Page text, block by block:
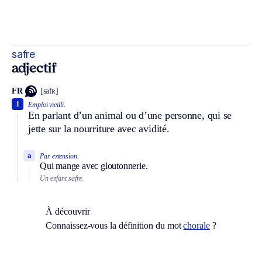
safre
adjectif
FR [safʀ]
Emploi vieilli.
En parlant d’un animal ou d’une personne, qui se
jette sur la nourriture avec avidité.
1
Par extension.
Qui mange avec gloutonnerie.
a
Un enfant safre.
À découvrir
Connaissez-vous la définition du motchorale?